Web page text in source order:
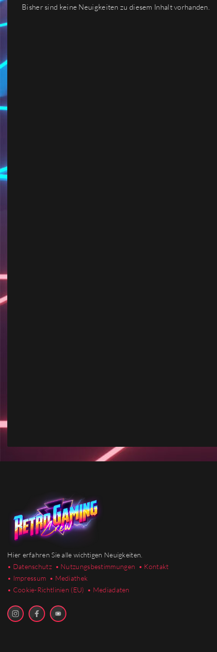
Bisher sind keine Neuigkeiten zu diesem Inhalt vorhanden.
Hier erfahren Sie alle wichtigen Neuigkeiten.
• Datenschutz • Nutzungsbestimmungen • Kontakt
• Impressum • Mediathek
• Cookie-Richtlinien (EU) • Mediadaten